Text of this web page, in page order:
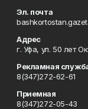
Эл. почта
Адрес
г. Уфа, ул. 50 лет
Рекламная
8(347)272-62-61
Приемная
8(347)272-05-43